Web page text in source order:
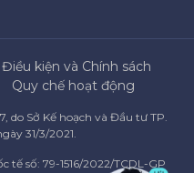
Điều kiện và Chính sách
Quy chế hoạt động
do Sở Kế hoạch và Đầu tư TP.
31/3/2021.
tế số: 79-1516/2022/TCDL-GP